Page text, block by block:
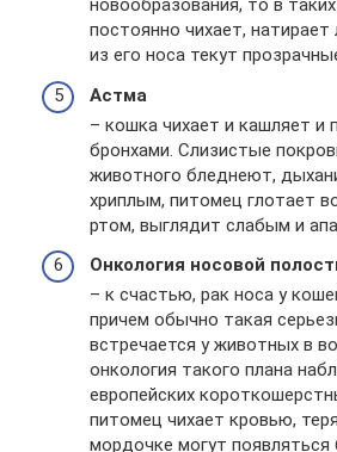
новообразования, то в
постоянно чихает, натирает
из его носа текут
Астма
– кошка чихает и кашляет и
бронхами. Слизистые
животного бледнеют,
хриплым, питомец глотает
ртом, выглядит слабым и
Онкология носовой
– к счастью, рак носа у
причем обычно такая
встречается у животных в
онкология такого плана
европейских
питомец чихает кровью,
мордочке могут появляться